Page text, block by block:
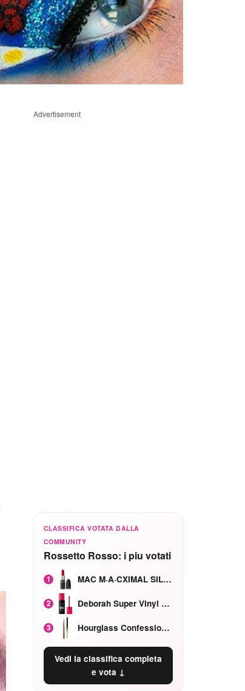
Advertisement
CLASSIFICA VOTATA DALLA
COMMUNITY
Rossetto Rosso: i piu votati
1 MAC M·A·CXIMAL SILKY MATTE Red Rock mat
2 Deborah Super Vinyl Shake Rosa Ciliegia
3 Hourglass Confession Ricaricabile Ultra Preciso Ad Alta Intensità Secretly Classic Red
Vedi la classifica completa
e vota ↓